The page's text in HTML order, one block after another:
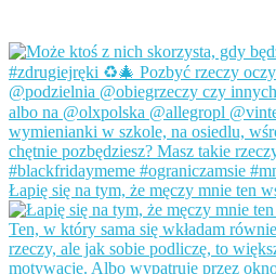
Łapię się na tym, że męczy mnie ten